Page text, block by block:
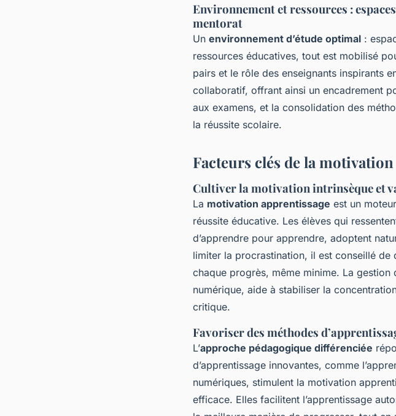
Environnement et ressources :
mentorat
Un environnement d’étude optimal :
ressources éducatives, tout est mobilisé
pairs et le rôle des enseignants inspirants
collaboratif, offrant ainsi un encadrement
aux examens, et la consolidation des
la réussite scolaire.
Facteurs clés de la
Cultiver la motivation intrinsèque et
La motivation apprentissage est un
réussite éducative. Les élèves qui
d’apprendre pour apprendre, adoptent
limiter la procrastination, il est conseillé
chaque progrès, même minime. La
numérique, aide à stabiliser la
critique.
Favoriser des méthodes
L’approche pédagogique différenciée
d’apprentissage innovantes, comme
numériques, stimulent la motivation
efficace. Elles facilitent l’apprentissage